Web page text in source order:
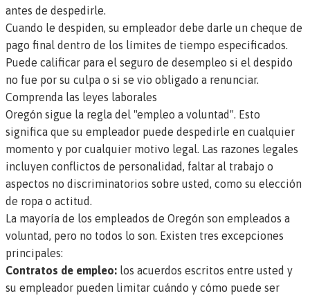
antes de despedirle.
Cuando le despiden, su empleador debe darle un cheque de
pago final dentro de los límites de tiempo especificados.
Puede calificar para el seguro de desempleo si el despido
no fue por su culpa o si se vio obligado a renunciar.
Comprenda las leyes laborales
Oregón sigue la regla del "empleo a voluntad". Esto
significa que su empleador puede despedirle en cualquier
momento y por cualquier motivo legal. Las razones legales
incluyen conflictos de personalidad, faltar al trabajo o
aspectos no discriminatorios sobre usted, como su elección
de ropa o actitud.
La mayoría de los empleados de Oregón son empleados a
voluntad, pero no todos lo son. Existen tres excepciones
principales:
Contratos de empleo: los acuerdos escritos entre usted y
su empleador pueden limitar cuándo y cómo puede ser